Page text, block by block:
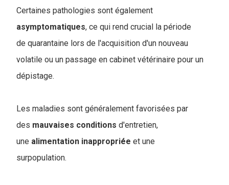
Certaines pathologies sont également
asymptomatiques, ce qui rend crucial la période
de quarantaine lors de l'acquisition d'un nouveau
volatile ou un passage en cabinet vétérinaire pour un
dépistage.
Les maladies sont généralement favorisées par
des mauvaises conditions d'entretien,
une alimentation inappropriée et une
surpopulation.